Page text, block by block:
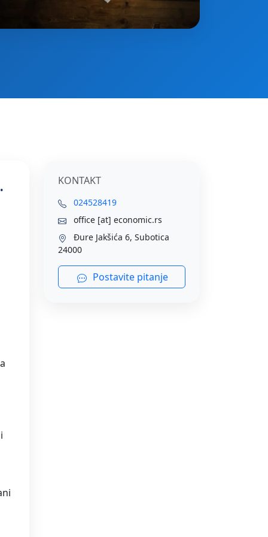
KONTAKT
024528419
office [at] economic.rs
Đure Jakšića 6, Subotica
24000
Postavite pitanje